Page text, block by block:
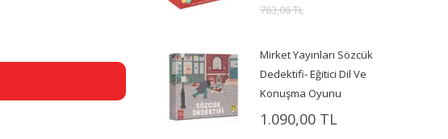
763,06 TL
Mirket Yayınları Sözcük
Dedektifi- Eğitici Dil Ve
Konuşma Oyunu
1.090,00 TL